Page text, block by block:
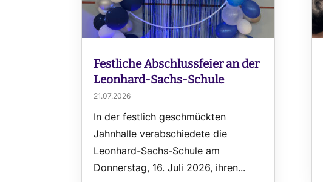
Festliche Abschlussfeier an der
Leonhard-Sachs-Schule
21.07.2026
In der festlich geschmückten
Jahnhalle verabschiedete die
Leonhard-Sachs-Schule am
Donnerstag, 16. Juli 2026, ihren...